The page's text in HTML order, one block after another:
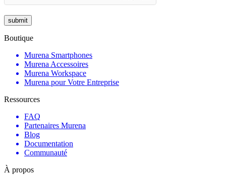
Boutique
Murena Smartphones
Murena Accessoires
Murena Workspace
Murena pour Votre Entreprise
Ressources
FAQ
Partenaires Murena
Blog
Documentation
Communauté
À propos